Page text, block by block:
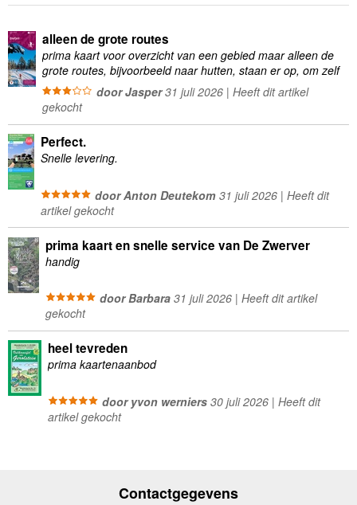
alleen de grote routes
prima kaart voor overzicht van een gebied maar alleen de
grote routes, bijvoorbeeld naar hutten, staan er op, om zelf
wandelingen te plannen minder geschikt
door Jasper31 juli 2026 | Heeft dit artikel
gekocht
Perfect.
Snelle levering.
door Anton Deutekom31 juli 2026 | Heeft dit
artikel gekocht
prima kaart en snelle service van De Zwerver
handig
door Barbara31 juli 2026 | Heeft dit artikel
gekocht
heel tevreden
prima kaartenaanbod
door yvon werniers30 juli 2026 | Heeft dit
artikel gekocht
Contactgegevens